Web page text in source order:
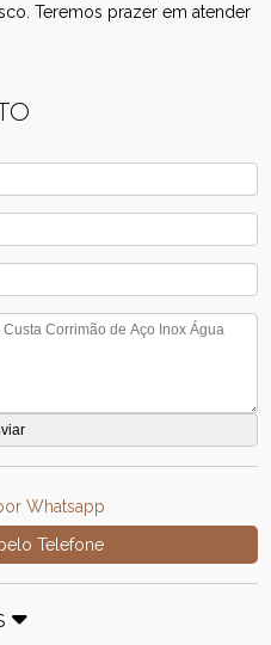
Teremos prazer em atender
Whatsapp
Telefone